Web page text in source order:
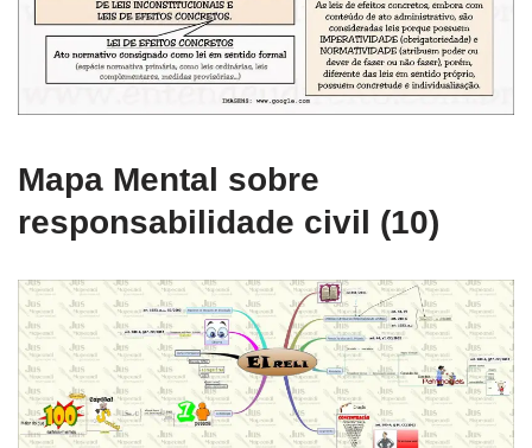
Mapa Mental sobre
responsabilidade civil (10)